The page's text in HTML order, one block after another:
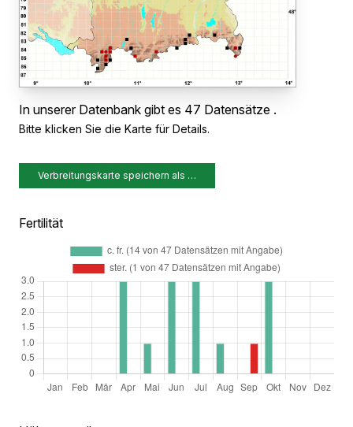
In unserer Datenbank gibt es 47 Datensätze .
Bitte klicken Sie die Karte für Details.
Verbreitungskarte speichern als …
Fertilität